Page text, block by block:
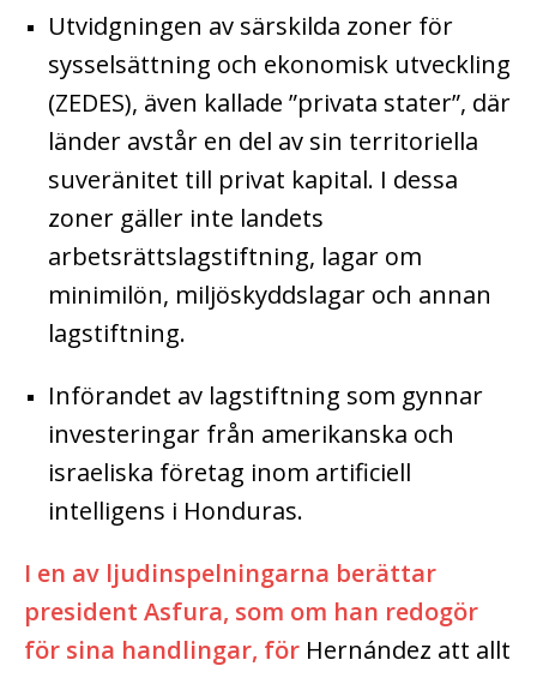
Utvidgningen av särskilda zoner för
sysselsättning och ekonomisk utveckling
(ZEDES), även kallade ”privata stater”, där
länder avstår en del av sin territoriella
suveränitet till privat kapital. I dessa
zoner gäller inte landets
arbetsrättslagstiftning, lagar om
minimilön, miljöskyddslagar och annan
lagstiftning.
Införandet av lagstiftning som gynnar
investeringar från amerikanska och
israeliska företag inom artificiell
intelligens i Honduras.
I en av ljudinspelningarna berättar
president Asfura, som om han redogör
för sina handlingar, för Hernández att allt